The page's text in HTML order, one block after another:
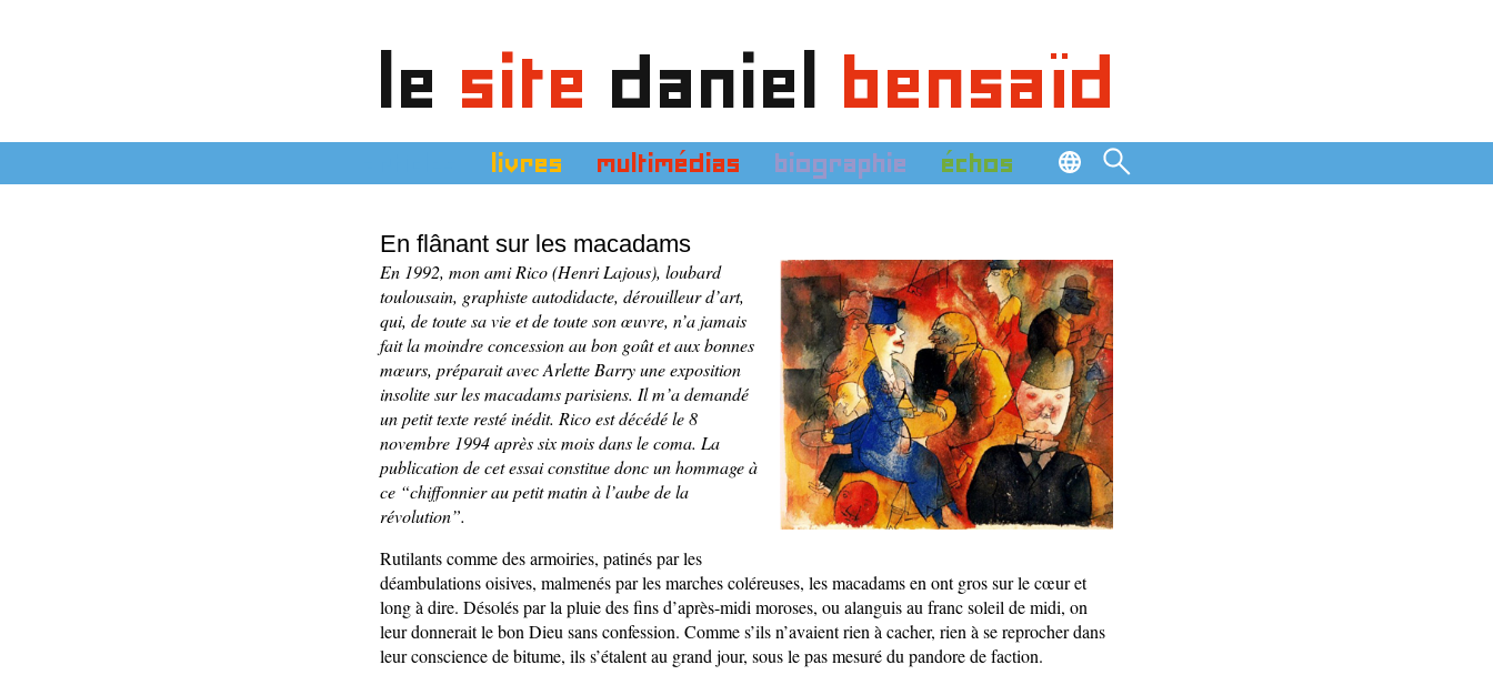
le site daniel bensaïd
livres multimédias biographie échos
En flânant sur les macadams
En 1992, mon ami Rico (Henri Lajous), loubard
toulousain, graphiste autodidacte, dérouilleur d’art,
qui, de toute sa vie et de toute son œuvre, n’a jamais
fait la moindre concession au bon goût et aux bonnes
mœurs, préparait avec Arlette Barry une exposition
insolite sur les macadams parisiens. Il m’a demandé
un petit texte resté inédit. Rico est décédé le 8
novembre 1994 après six mois dans le coma. La
publication de cet essai constitue donc un hommage à
ce “chiffonnier au petit matin à l’aube de la
révolution”.
Rutilants comme des armoiries, patinés par les
déambulations oisives, malmenés par les marches coléreuses, les macadams en ont gros sur le cœur et
long à dire. Désolés par la pluie des fins d’après-midi moroses, ou alanguis au franc soleil de midi, on
leur donnerait le bon Dieu sans confession. Comme s’ils n’avaient rien à cacher, rien à se reprocher dans
leur conscience de bitume, ils s’étalent au grand jour, sous le pas mesuré du pandore de faction.